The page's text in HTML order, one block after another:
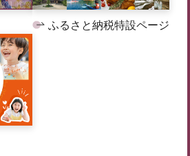
ふるさと納税特設ページ